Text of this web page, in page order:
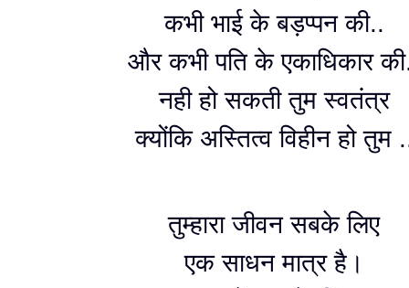
कभी भाई के बड़प्पन की..
और कभी पति के एकाधिकार
नही हो सकती तुम स्वतंत्र
क्योंकि अस्तित्व विहीन हो तुम
तुम्हारा जीवन सबके लिए
एक साधन मात्र है।